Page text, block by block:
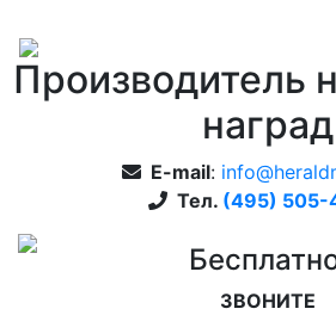
Производитель
наград
E-mail:
Тел. (495) 505-
ЗВОНИТЕ